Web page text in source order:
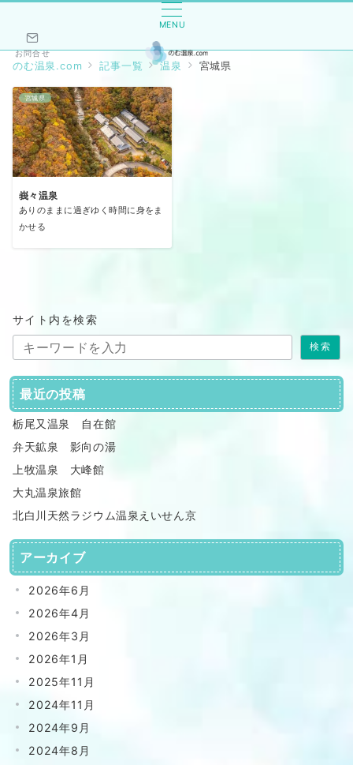
MENU
お問合せ
のむ温泉.com 記事一覧 温泉 宮城県
宮城県
峩々温泉
ありのままに過ぎゆく時間に身をま
かせる
サイト内を検索
検索
最近の投稿
栃尾又温泉 自在館
弁天鉱泉 影向の湯
上牧温泉 大峰館
大丸温泉旅館
北白川天然ラジウム温泉えいせん京
アーカイブ
2026年6月
2026年4月
2026年3月
2026年1月
2025年11月
2024年11月
2024年9月
2024年8月